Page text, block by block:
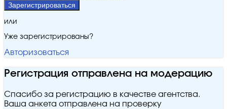
Зарегистрироваться
или
Уже зарегистрированы?
Авторизоваться
Регистрация отправлена на модерацию
Спасибо за регистрацию в качестве агентства.
Ваша анкета отправлена на проверку